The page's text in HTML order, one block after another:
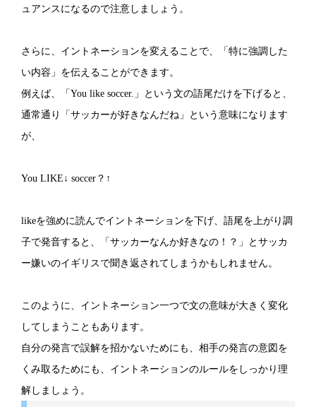
ュアンスになるので注意しましょう。
さらに、イントネーションを変えることで、「特に強調した
い内容」を伝えることができます。
例えば、「You like soccer.」という文の語尾だけを下げると、
通常通り「サッカーが好きなんだね」という意味になります
が、
You LIKE↓ soccer？↑
likeを強めに読んでイントネーションを下げ、語尾を上がり調
子で発音すると、「サッカーなんか好きなの！？」とサッカ
ー嫌いのイギリスで聞き返されてしまうかもしれません。
このように、イントネーション一つで文の意味が大きく変化
してしまうこともあります。
自分の発言で誤解を招かないためにも、相手の発言の意図を
くみ取るためにも、イントネーションのルールをしっかり理
解しましょう。